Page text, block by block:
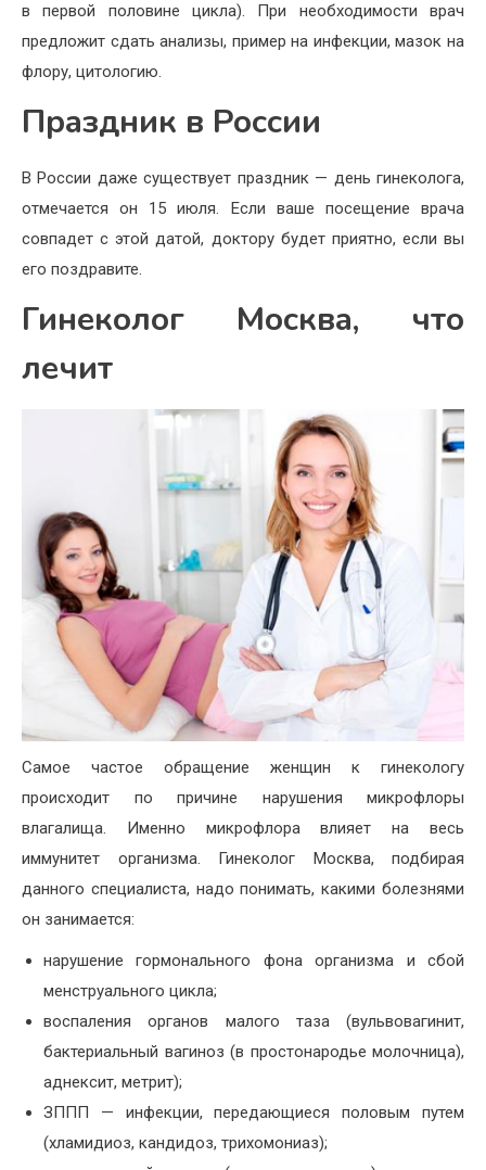
в первой половине цикла). При необходимости врач
предложит сдать анализы, пример на инфекции, мазок на
флору, цитологию.
Праздник в России
В России даже существует праздник — день гинеколога,
отмечается он 15 июля. Если ваше посещение врача
совпадет с этой датой, доктору будет приятно, если вы
его поздравите.
Гинеколог Москва, что
лечит
Самое частое обращение женщин к гинекологу
происходит по причине нарушения микрофлоры
влагалища. Именно микрофлора влияет на весь
иммунитет организма. Гинеколог Москва, подбирая
данного специалиста, надо понимать, какими болезнями
он занимается:
нарушение гормонального фона организма и сбой
менструального цикла;
воспаления органов малого таза (вульвовагинит,
бактериальный вагиноз (в простонародье молочница),
аднексит, метрит);
ЗППП — инфекции, передающиеся половым путем
(хламидиоз, кандидоз, трихомониаз);